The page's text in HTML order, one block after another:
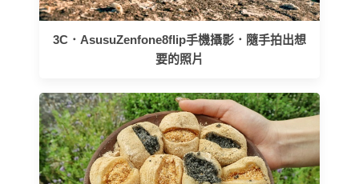
3C．AsusuZenfone8flip手機攝影．隨手拍出想
要的照片